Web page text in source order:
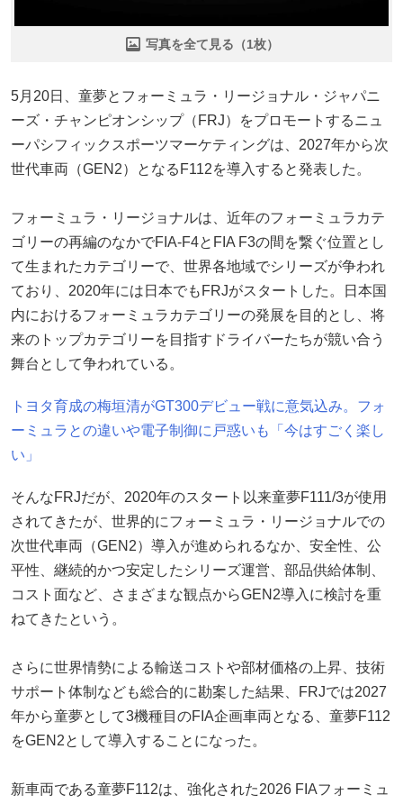
写真を全て見る（1枚）
5月20日、童夢とフォーミュラ・リージョナル・ジャパニ
ーズ・チャンピオンシップ（FRJ）をプロモートするニュ
ーパシフィックスポーツマーケティングは、2027年から次
世代車両（GEN2）となるF112を導入すると発表した。
フォーミュラ・リージョナルは、近年のフォーミュラカテ
ゴリーの再編のなかでFIA-F4とFIA F3の間を繋ぐ位置とし
て生まれたカテゴリーで、世界各地域でシリーズが争われ
ており、2020年には日本でもFRJがスタートした。日本国
内におけるフォーミュラカテゴリーの発展を目的とし、将
来のトップカテゴリーを目指すドライバーたちが競い合う
舞台として争われている。
トヨタ育成の梅垣清がGT300デビュー戦に意気込み。フォ
ーミュラとの違いや電子制御に戸惑いも「今はすごく楽し
い」
そんなFRJだが、2020年のスタート以来童夢F111/3が使用
されてきたが、世界的にフォーミュラ・リージョナルでの
次世代車両（GEN2）導入が進められるなか、安全性、公
平性、継続的かつ安定したシリーズ運営、部品供給体制、
コスト面など、さまざまな観点からGEN2導入に検討を重
ねてきたという。
さらに世界情勢による輸送コストや部材価格の上昇、技術
サポート体制なども総合的に勘案した結果、FRJでは2027
年から童夢として3機種目のFIA企画車両となる、童夢F112
をGEN2として導入することになった。
新車両である童夢F112は、強化された2026 FIAフォーミュ